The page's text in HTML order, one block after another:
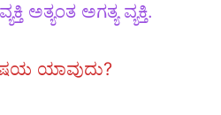
ಅತ್ಯಂತ ಅಗತ್ಯ ವ್ಯಕ್ತಿ.
ಯಾವುದು?